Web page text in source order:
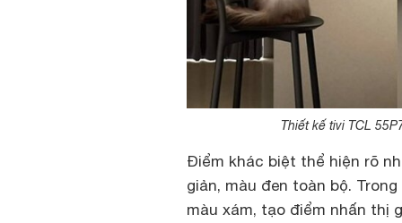
Thiết kế tivi TCL
Điểm khác biệt thể hiện rõ
giản, màu đen toàn bộ.
màu xám, tạo điểm nhấn thị